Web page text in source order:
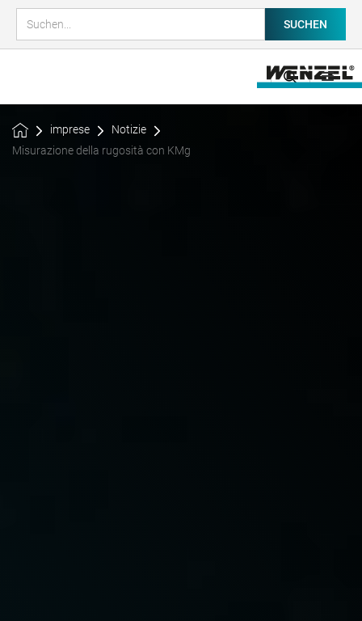
imprese
Notizie
Misurazione della rugosità con KMg